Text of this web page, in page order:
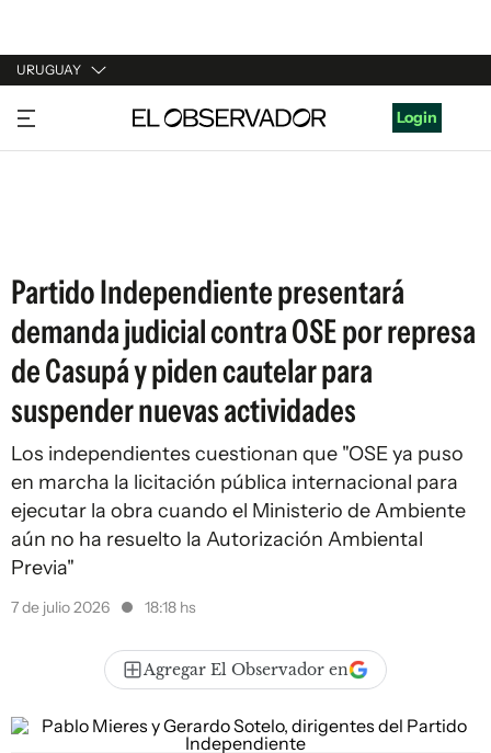
URUGUAY
URUGUAY
ARGENTINA
Login
Partido Independiente presentará
demanda judicial contra OSE por represa
de Casupá y piden cautelar para
suspender nuevas actividades
Los independientes cuestionan que "OSE ya puso
en marcha la licitación pública internacional para
ejecutar la obra cuando el Ministerio de Ambiente
aún no ha resuelto la Autorización Ambiental
Previa"
7 de julio 2026 18:18 hs
Agregar El Observador en